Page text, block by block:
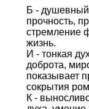
Б - душевный
прочность,
стремление
жизнь.
И - тонкая
доброта,
показывает
сокрытия
К -